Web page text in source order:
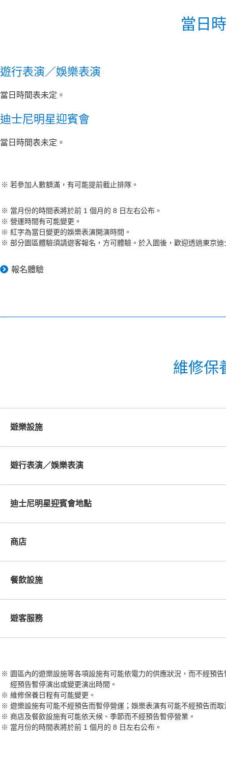
當日
遊行表演／娛樂表演
當日時間表未定。
迪士尼明星迎賓會
當日時間表未定。
若參加人數額滿，有可能提前截止排隊。
當月份的時間表將於前 1 個月的 8 日左右公布。
營運時間有可能變更。
紅字為當日變更的娛樂表演開演時間。
部分園區體驗須請遊客報名，方可體驗。於入園後，歡迎透過東京
報名體驗
維修保
遊樂設施
遊行表演／娛樂表演
迪士尼明星迎賓會地點
商店
餐飲設施
遊客服務
園區內的遊樂設施等各項設施有可能依電力的供應狀況，而不經預
經預告暫停演出或變更演出時間。
維修保養日程有可能變更。
遊樂設施有可能不經預告而暫停營運；娛樂表演有可能不經預告而取
商店及餐飲設施有可能依天候、季節而不經預告暫停營業。
當月份的時間表將於前 1 個月的 8 日左右公布。